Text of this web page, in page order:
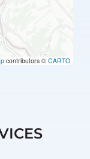
contributors © CARTO